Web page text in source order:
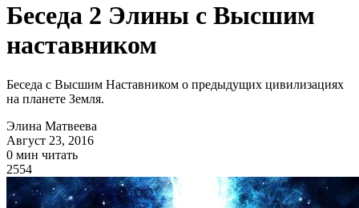
Беседа 2 Элины с Высшим
наставником
Беседа с Высшим Наставником о предыдущих цивилизациях
на планете Земля.
Элина Матвеева
Август 23, 2016
0 мин читать
2554